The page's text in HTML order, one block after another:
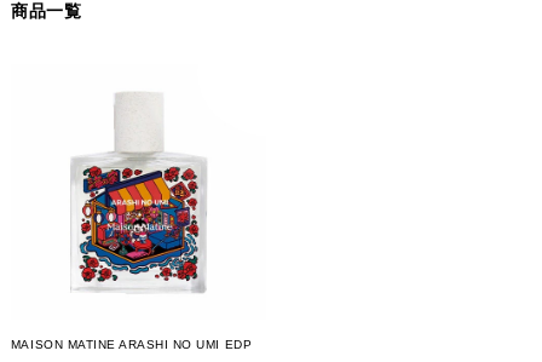
商品一覧
MAISON MATINE ARASHI NO UMI EDP